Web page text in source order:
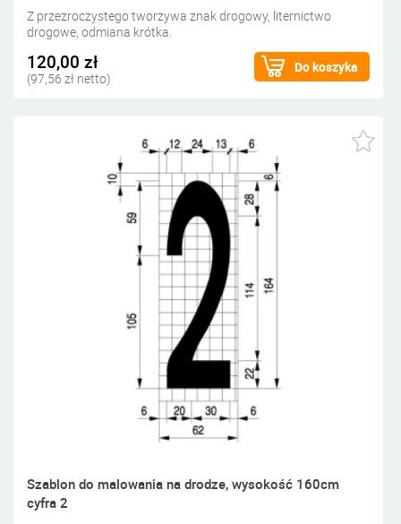
Z przezroczystego tworzywa znak drogowy, liternictwo
drogowe, odmiana krótka.
120,00 zł
(97,56 zł netto)
Do koszyka
Szablon do malowania na drodze, wysokość 160cm
cyfra 2